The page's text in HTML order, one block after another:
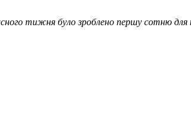
тижня було зроблено першу сотню для